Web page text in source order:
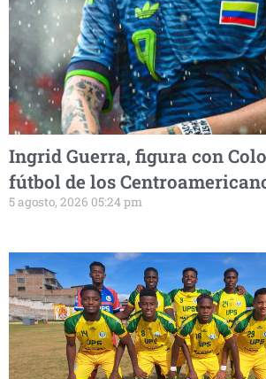
Ingrid Guerra, figura con
fútbol de los
5 agosto, 2026 05:24 pm